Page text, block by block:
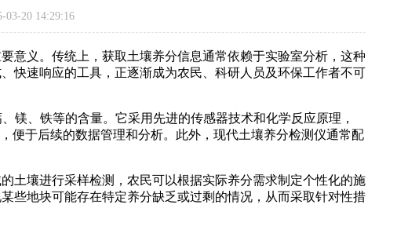
03-20 14:29:16
义。传统上，获取土壤养分信息通常依赖于实验室分析，这种
快速响应的工具，正逐渐成为农民、科研人员及环保工作者不可
、铁等的含量。它采用先进的传感器技术和化学反应原理，
便于后续的数据管理和分析。此外，现代土壤养分检测仪通常配
壤进行采样检测，农民可以根据实际养分需求制定个性化的施
些地块可能存在特定养分缺乏或过剩的情况，从而采取针对性措